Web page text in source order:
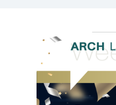
บริการ
ดิจิทัลแบงก์กิ้ง
Family Banking